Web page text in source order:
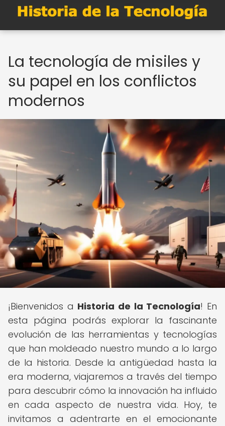
La tecnología de misiles y
su papel en los conflictos
modernos
¡Bienvenidos a Historia de la Tecnología! En
esta página podrás explorar la fascinante
evolución de las herramientas y tecnologías
que han moldeado nuestro mundo a lo largo
de la historia. Desde la antigüedad hasta la
era moderna, viajaremos a través del tiempo
para descubrir cómo la innovación ha influido
en cada aspecto de nuestra vida. Hoy, te
invitamos a adentrarte en el emocionante